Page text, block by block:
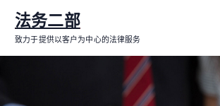
内
法务二部
致力于提供以客户为中心的法律服务